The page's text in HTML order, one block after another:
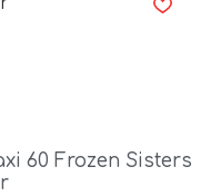
60 Frozen Sisters